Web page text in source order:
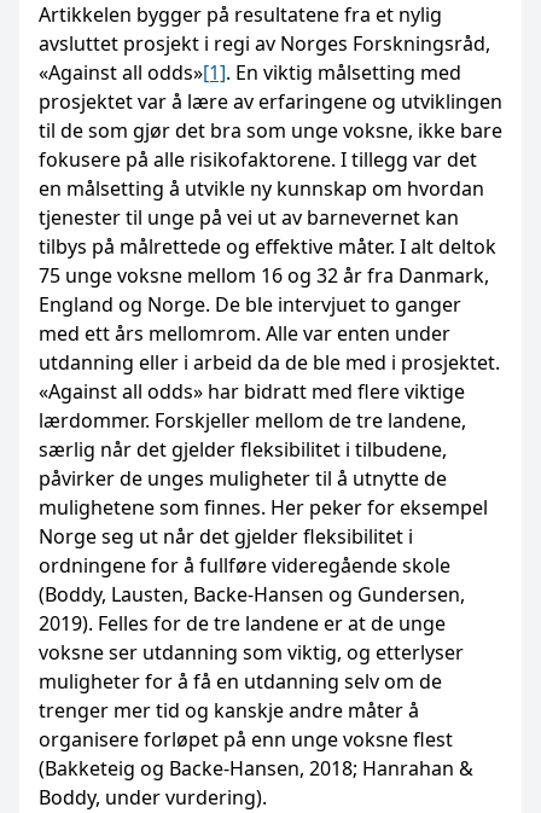
Artikkelen bygger på resultatene fra et nylig
avsluttet prosjekt i regi av Norges Forskningsråd,
«Against all odds»[1]. En viktig målsetting med
prosjektet var å lære av erfaringene og utviklingen
til de som gjør det bra som unge voksne, ikke bare
fokusere på alle risikofaktorene. I tillegg var det
en målsetting å utvikle ny kunnskap om hvordan
tjenester til unge på vei ut av barnevernet kan
tilbys på målrettede og effektive måter. I alt deltok
75 unge voksne mellom 16 og 32 år fra Danmark,
England og Norge. De ble intervjuet to ganger
med ett års mellomrom. Alle var enten under
utdanning eller i arbeid da de ble med i prosjektet.
«Against all odds» har bidratt med flere viktige
lærdommer. Forskjeller mellom de tre landene,
særlig når det gjelder fleksibilitet i tilbudene,
påvirker de unges muligheter til å utnytte de
mulighetene som finnes. Her peker for eksempel
Norge seg ut når det gjelder fleksibilitet i
ordningene for å fullføre videregående skole
(Boddy, Lausten, Backe-Hansen og Gundersen,
2019). Felles for de tre landene er at de unge
voksne ser utdanning som viktig, og etterlyser
muligheter for å få en utdanning selv om de
trenger mer tid og kanskje andre måter å
organisere forløpet på enn unge voksne flest
(Bakketeig og Backe-Hansen, 2018; Hanrahan &
Boddy, under vurdering).